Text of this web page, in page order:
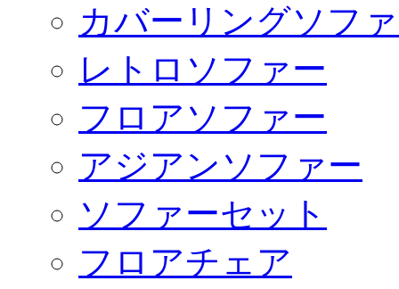
カバーリングソフ
レトロソファー
フロアソファー
アジアンソファー
ソファーセット
フロアチェア